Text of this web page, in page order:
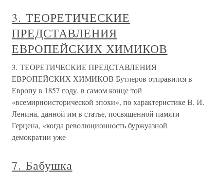
3. ТЕОРЕТИЧЕСКИЕ
ПРЕДСТАВЛЕНИЯ
ЕВРОПЕЙСКИХ ХИМИКОВ
3. ТЕОРЕТИЧЕСКИЕ ПРЕДСТАВЛЕНИЯ
ЕВРОПЕЙСКИХ ХИМИКОВ Бутлеров отправился в
Европу в 1857 году, в самом конце той
«всемирноисторической эпохи», по характеристике В. И.
Ленина, данной им в статье, посвященной памяти
Герцена, «когда революционность буржуазной
демократии уже
7. Бабушка